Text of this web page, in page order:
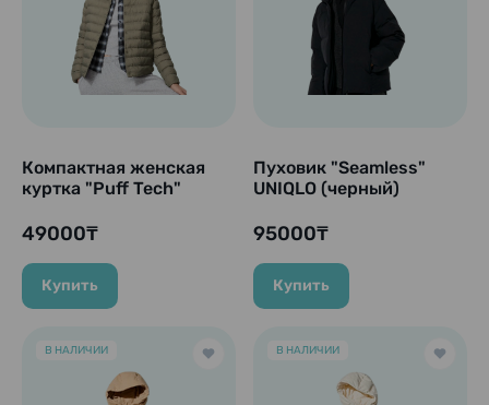
Компактная женская
куртка "Puff Tech"
(Оливковый).
49000₸
Купить
Пуховик "Seamless"
UNIQLO (черный)
95000₸
Купить
В НАЛИЧИИ В НАЛИЧИИ